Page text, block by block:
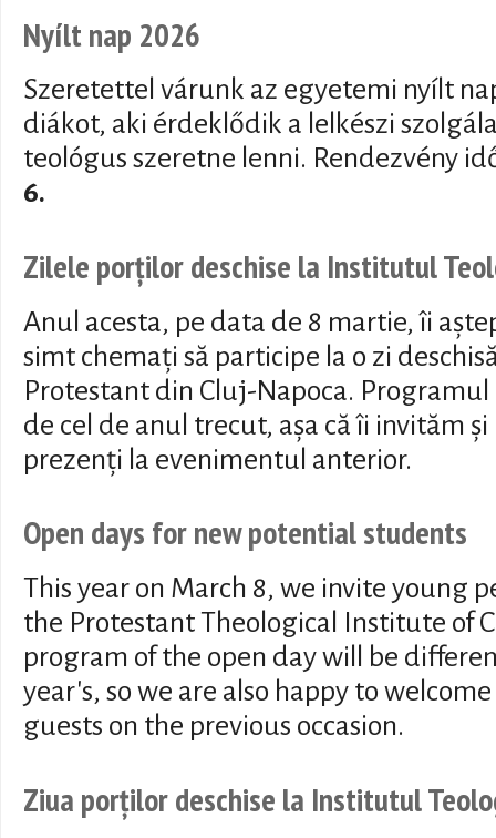
Nyílt nap 2026
Szeretettel várunk az egyetemi nyílt
diákot, aki érdeklődik a lelkészi
teológus szeretne lenni. Rendezvény
6.
Zilele porților deschise la Institutul
Anul acesta, pe data de 8 martie, îi
simt chemați să participe la o zi
Protestant din Cluj-Napoca.
de cel de anul trecut, așa că îi invităm și
prezenți la evenimentul anterior.
Open days for new potential students
This year on March 8, we invite young
the Protestant Theological Institute of
program of the open day will be
year's, so we are also happy to
guests on the previous occasion.
Ziua porților deschise la Institutul